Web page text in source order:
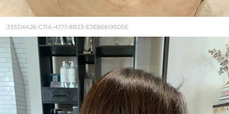
335D4A26-C71A-4777-8B33-E3EB68195D5E